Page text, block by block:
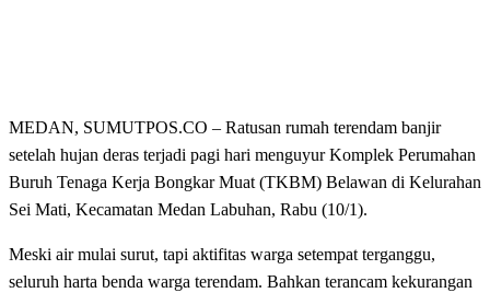
MEDAN, SUMUTPOS.CO – Ratusan rumah terendam banjir
setelah hujan deras terjadi pagi hari menguyur Komplek Perumahan
Buruh Tenaga Kerja Bongkar Muat (TKBM) Belawan di Kelurahan
Sei Mati, Kecamatan Medan Labuhan, Rabu (10/1).
Meski air mulai surut, tapi aktifitas warga setempat terganggu,
seluruh harta benda warga terendam. Bahkan terancam kekurangan